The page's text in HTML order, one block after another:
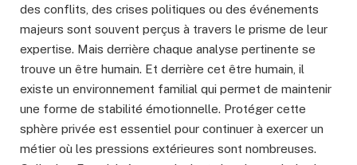
des conflits, des crises politiques ou des événements
majeurs sont souvent perçus à travers le prisme de leur
expertise. Mais derrière chaque analyse pertinente se
trouve un être humain. Et derrière cet être humain, il
existe un environnement familial qui permet de maintenir
une forme de stabilité émotionnelle. Protéger cette
sphère privée est essentiel pour continuer à exercer un
métier où les pressions extérieures sont nombreuses.